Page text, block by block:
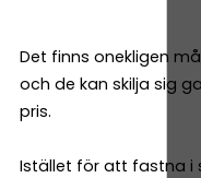
Det finns onekligen
och de kan skilja sig
pris.
Istället för att fastna i